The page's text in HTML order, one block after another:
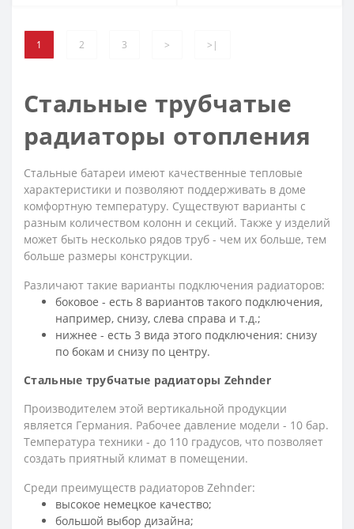
1 2 3 > >|
Стальные трубчатые
радиаторы отопления
Стальные батареи имеют качественные тепловые
характеристики и позволяют поддерживать в доме
комфортную температуру. Существуют варианты с
разным количеством колонн и секций. Также у изделий
может быть несколько рядов труб - чем их больше, тем
больше размеры конструкции.
Различают такие варианты подключения радиаторов:
боковое - есть 8 вариантов такого подключения,
например, снизу, слева справа и т.д.;
нижнее - есть 3 вида этого подключения: снизу
по бокам и снизу по центру.
Стальные трубчатые радиаторы Zehnder
Производителем этой вертикальной продукции
является Германия. Рабочее давление модели - 10 бар.
Температура техники - до 110 градусов, что позволяет
создать приятный климат в помещении.
Среди преимуществ радиаторов Zehnder:
высокое немецкое качество;
большой выбор дизайна;